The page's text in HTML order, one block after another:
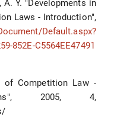
A. Y. "Developments in
Laws - Introduction",
Default.aspx?
852E-C5564EE47491
of Competition Law -
2005, 4,